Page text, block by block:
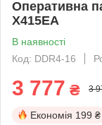
Оперативна
X415EA
В наявності
Код: DDR4-16
3 777 ₴ 3
Економія 199 ₴